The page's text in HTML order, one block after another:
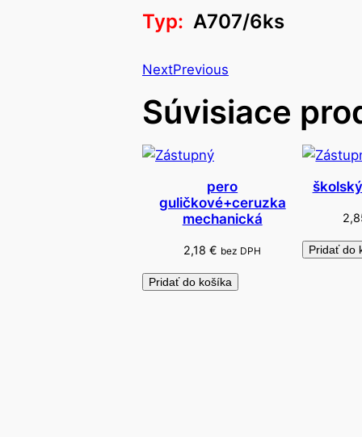
Typ: A707/6ks
NextPrevious
Súvisiace
pero
guličkové+ceruzka
mechanická
2,18€ bez DPH
Pridať do košíka
Pridať do